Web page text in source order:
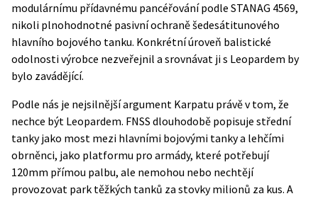
modulárnímu přídavnému pancéřování podle STANAG 4569,
nikoli plnohodnotné pasivní ochraně šedesátitunového
hlavního bojového tanku. Konkrétní úroveň balistické
odolnosti výrobce nezveřejnil a srovnávat ji s Leopardem by
bylo zavádějící.
Podle nás je nejsilnější argument Karpatu právě v tom, že
nechce být Leopardem. FNSS dlouhodobě popisuje střední
tanky jako most mezi hlavními bojovými tanky a lehčími
obrněnci, jako platformu pro armády, které potřebují
120mm přímou palbu, ale nemohou nebo nechtějí
provozovat park těžkých tanků za stovky milionů za kus. A